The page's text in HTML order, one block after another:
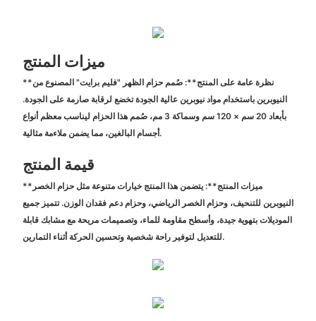
ميزات المنتج
**نظرة عامة على المنتج**: صُمم حزام الظهر "فليم برايت" المصنوع من
النيوبرين باستخدام مواد نيوبرين عالية الجودة تخضع لرقابة صارمة على الجودة.
بأبعاد 20 سم × 120 سم وسماكة 3 مم، صُمم هذا الحزام ليناسب معظم أنواع
أجسام البالغين، مما يضمن ملاءمة مثالية.
قيمة المنتج
**ميزات المنتج**: يتضمن هذا المنتج خيارات متنوعة مثل حزام الخصر
النيوبرين للتنحيف، وحزام الخصر الرياضي، وحزام دعم فقدان الوزن. تتميز جميع
الموديلات بتهوية جيدة، وأسطح مقاومة للماء، وتصميمات مريحة مع مشابك قابلة
للتعديل لتوفير راحة شخصية وتحسين الحركة أثناء التمارين.